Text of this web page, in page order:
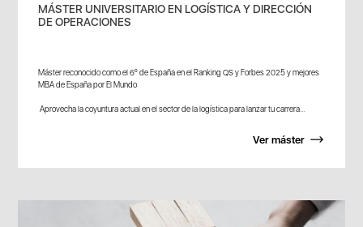
MÁSTER UNIVERSITARIO EN LOGÍSTICA Y DIRECCIÓN
DE OPERACIONES
Máster reconocido como el 6º de España en el Ranking QS y Forbes 2025 y mejores
MBA de España por El Mundo
Aprovecha la coyuntura actual en el sector de la logística para lanzar tu carrera...
Ver máster